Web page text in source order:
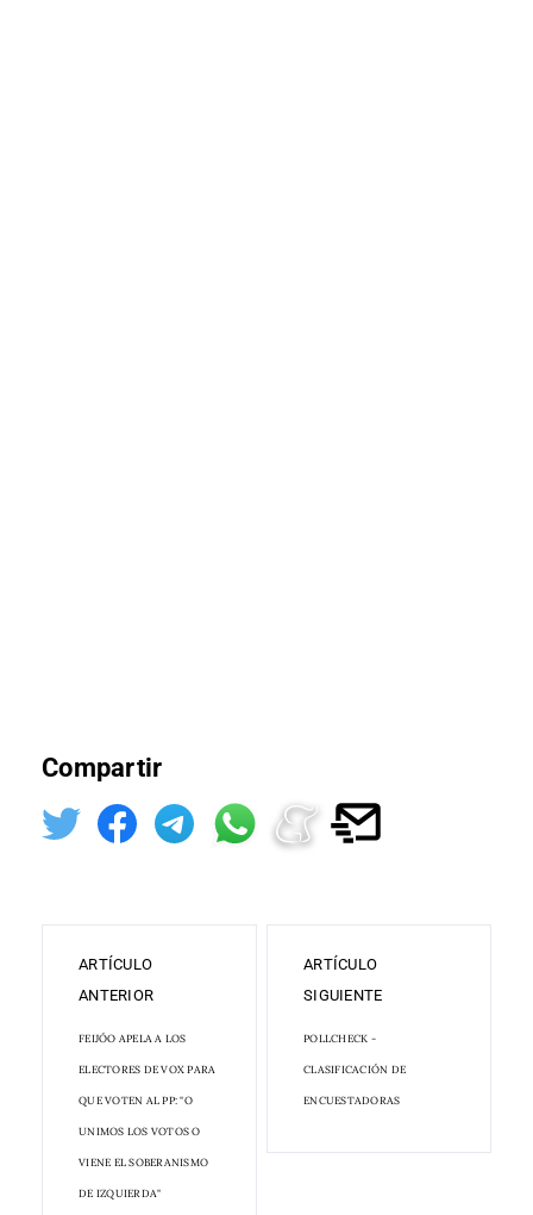
Compartir
ARTÍCULO
ANTERIOR
FEIJÓO APELA A LOS
ELECTORES DE VOX PARA
QUE VOTEN AL PP: "O
UNIMOS LOS VOTOS O
VIENE EL SOBERANISMO
DE IZQUIERDA"
ARTÍCULO
SIGUIENTE
POLLCHECK -
CLASIFICACIÓN DE
ENCUESTADORAS